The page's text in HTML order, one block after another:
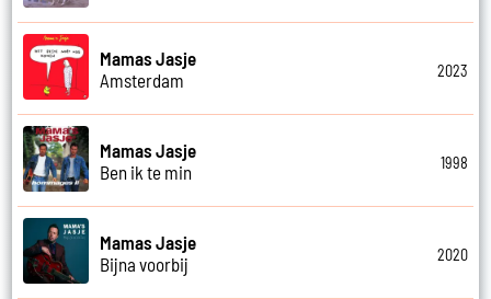
Mamas Jasje
Amsterdam
2023
Mamas Jasje
Ben ik te min
1998
Mamas Jasje
Bijna voorbij
2020